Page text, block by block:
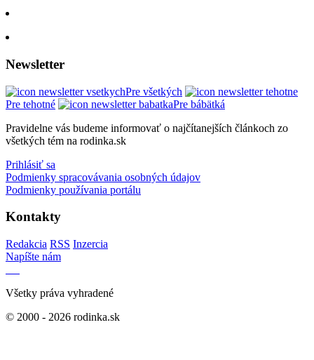
Newsletter
Pre všetkých
Pre tehotné
Pre bábätká
Pravidelne vás budeme informovať o najčítanejších článkoch zo
všetkých tém na rodinka.sk
Prihlásiť sa
Podmienky spracovávania osobných údajov
Podmienky používania portálu
Kontakty
Redakcia RSS Inzercia
Napíšte nám
Všetky práva vyhradené
© 2000 - 2026 rodinka.sk